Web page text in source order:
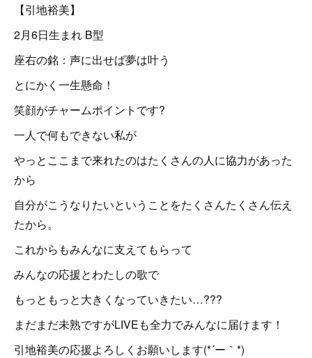
【引地裕美】
2月6日生まれ B型
座右の銘：声に出せば夢は叶う
とにかく一生懸命！
笑顔がチャームポイントです?
一人で何もできない私が
やっとここまで来れたのはたくさんの人に協力があった
から
自分がこうなりたいということをたくさんたくさん伝え
たから。
これからもみんなに支えてもらって
みんなの応援とわたしの歌で
もっともっと大きくなっていきたい…???
まだまだ未熟ですがLIVEも全力でみんなに届けます！
引地裕美の応援よろしくお願いします(*´ー｀*)